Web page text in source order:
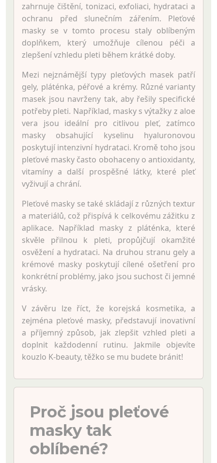
zahrnuje čištění, tonizaci, exfoliaci, hydrataci a
ochranu před slunečním zářením. Pleťové
masky se v tomto procesu staly oblíbeným
doplňkem, který umožňuje cílenou péči a
zlepšení vzhledu pleti během krátké doby.
Mezi nejznámější typy pleťových masek patří
gely, pláténka, péřové a krémy. Různé varianty
masek jsou navrženy tak, aby řešily specifické
potřeby pleti. Například, masky s výtažky z aloe
vera jsou ideální pro citlivou pleť, zatímco
masky obsahující kyselinu hyaluronovou
poskytují intenzivní hydrataci. Kromě toho jsou
pleťové masky často obohaceny o antioxidanty,
vitamíny a další prospěšné látky, které pleť
vyživují a chrání.
Pleťové masky se také skládají z různých textur
a materiálů, což přispívá k celkovému zážitku z
aplikace. Například masky z pláténka, které
skvěle přilnou k pleti, propůjčují okamžité
osvěžení a hydrataci. Na druhou stranu gely a
krémové masky poskytují cílené ošetření pro
konkrétní problémy, jako jsou suchost či jemné
vrásky.
V závěru lze říct, že korejská kosmetika, a
zejména pleťové masky, představují inovativní
a příjemný způsob, jak zlepšit vzhled pleti a
doplnit každodenní rutinu. Jakmile objevíte
kouzlo K-beauty, těžko se mu budete bránit!
Proč jsou pleťové
masky tak
oblíbené?